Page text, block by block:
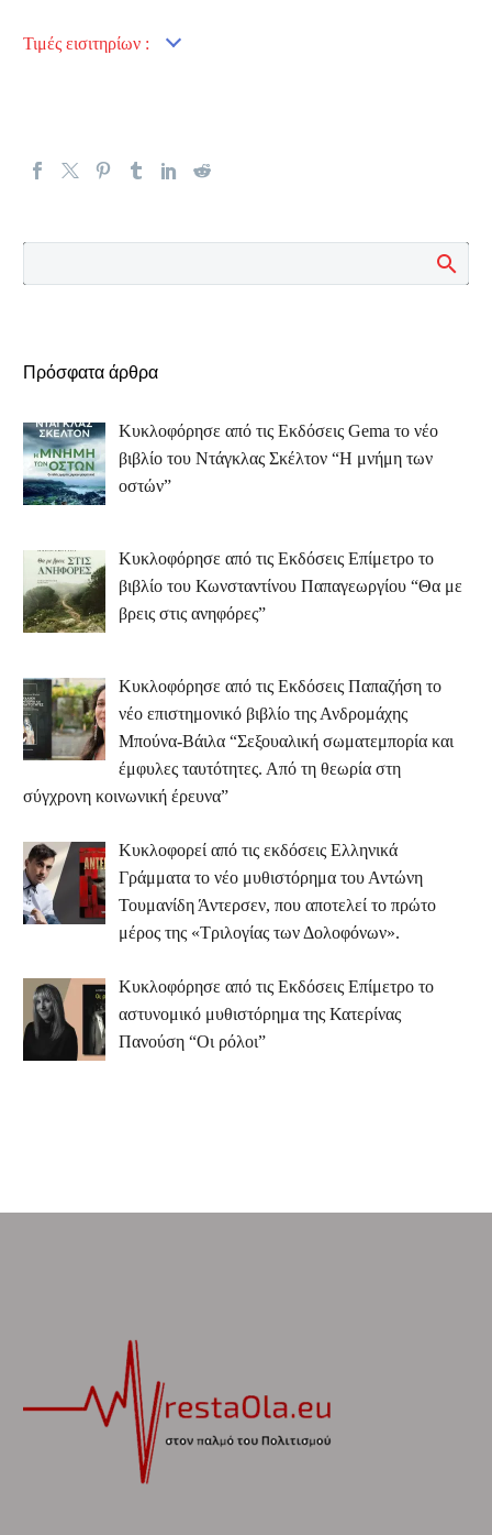
Τιμές εισιτηρίων :
Πρόσφατα άρθρα
Κυκλοφόρησε από τις Εκδόσεις Gema το νέο
βιβλίο του Ντάγκλας Σκέλτον “Η μνήμη των
οστών”
Κυκλοφόρησε από τις Εκδόσεις Επίμετρο το
βιβλίο του Κωνσταντίνου Παπαγεωργίου “Θα με
βρεις στις ανηφόρες”
Κυκλοφόρησε από τις Εκδόσεις Παπαζήση το
νέο επιστημονικό βιβλίο της Ανδρομάχης
Μπούνα-Βάιλα “Σεξουαλική σωματεμπορία και
έμφυλες ταυτότητες. Από τη θεωρία στη
σύγχρονη κοινωνική έρευνα”
Κυκλοφορεί από τις εκδόσεις Ελληνικά
Γράμματα το νέο μυθιστόρημα του Αντώνη
Τουμανίδη Άντερσεν, που αποτελεί το πρώτο
μέρος της «Τριλογίας των Δολοφόνων».
Κυκλοφόρησε από τις Εκδόσεις Επίμετρο το
αστυνομικό μυθιστόρημα της Κατερίνας
Πανούση “Οι ρόλοι”